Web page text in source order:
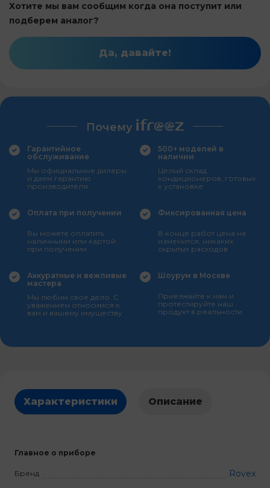
Хотите мы вам сообщим когда она поступит или
подберем аналог?
Да, давайте!
Почему
Гарантийное
обслуживание
Мы официальные дилеры
и даем гарантию
производителя
500+ моделей в
наличии
Целый склад
кондиционеров, готовых
к установке
Оплата при получении
Вы можете оплатить
наличными или картой
при получении
Фиксированная цена
В конце работ цена не
изменится, никаких
скрытых расходов
Аккуратные и вежливые
мастера
Мы любим свое дело. С
уважением относимся к
вам и вашему имуществу
Шоурум в Москве
Приезжайте к нам и
протестируйте наш
продукт в реальности
Характеристики Описание
Главное о приборе
Бренд Rovex